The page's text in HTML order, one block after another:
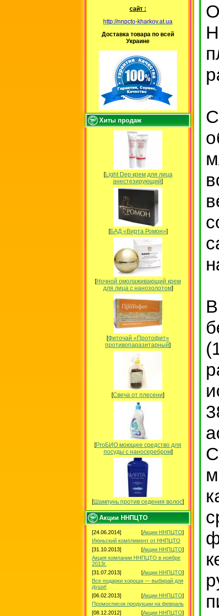
сайт :
http://nnpcto-kharkov.at.ua
Доставка товара по всей
Украине
Хиты продаж
[Light Dep крем для лица
анестезирующий]
[БАД «Вирта Ромон»]
[Ночной омолаживающий крем
для лица с нанозолотом]
[Фиточай «Протофит»
противопаразитарный]
[Свеча от плесени]
[ProБИО моющее средство для
посуды c наносеребром]
[Шампунь против седения волос]
Акции ННПЦТО
[24.06.2014] [Акции ННПЦТО]
Июньский комплимент от ННПЦТО
[31.10.2013]
[Акции ННПЦТО]
Акция компании ННПЦТО в ноябре
2013г.
[31.07.2013]
[Акции ННПЦТО]
Все подарки хороши — выбирай для
души!
[06.02.2013]
[Акции ННПЦТО]
Промосписок продукции на февраль
[08.12.2012]
[Акции ННПЦТО]